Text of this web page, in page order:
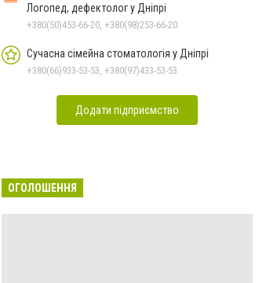
Логопед, дефектолог у Дніпрі
+380(50)453-66-20, +380(98)253-66-20
Сучасна сімейна стоматологія у Дніпрі
+380(66)933-53-53, +380(97)433-53-53
Додати підприємство
ОГОЛОШЕННЯ